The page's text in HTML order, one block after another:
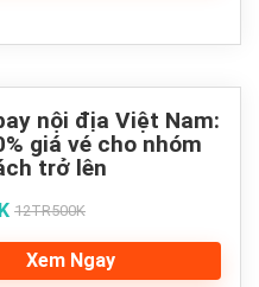
nội địa Việt Nam:
giá vé cho nhóm
trở lên
12TR500K
Xem Ngay